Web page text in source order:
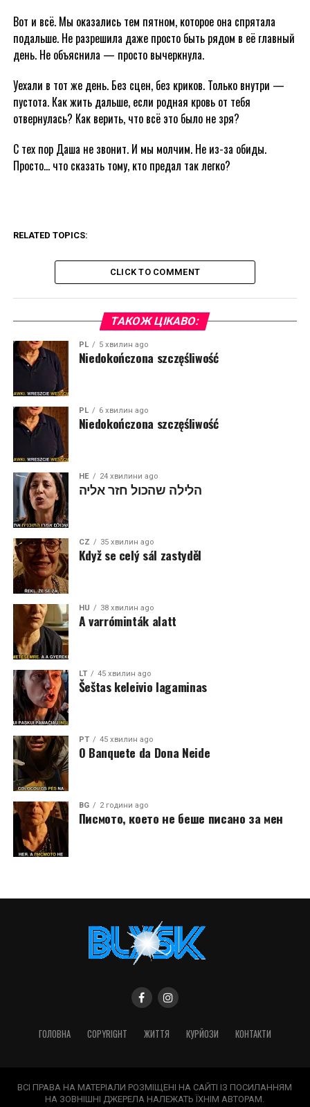
Вот и всё. Мы оказались тем пятном, которое она спрятала
подальше. Не разрешила даже просто быть рядом в её главный
день. Не объяснила — просто вычеркнула.
Уехали в тот же день. Без сцен, без криков. Только внутри —
пустота. Как жить дальше, если родная кровь от тебя
отвернулась? Как верить, что всё это было не зря?
С тех пор Даша не звонит. И мы молчим. Не из-за обиды.
Просто… что сказать тому, кто предал так легко?
RELATED TOPICS:
CLICK TO COMMENT
ТАКОЖ ЦІКАВО:
PL 5 хвилин ago
Niedokończona szczęśliwość
PL 6 хвилин ago
Niedokończona szczęśliwość
HE 24 хвилини ago
הלילה שהכול חזר אליה
CZ 35 хвилин ago
Když se celý sál zastyděl
HU 38 хвилин ago
A varróminták alatt
LT 45 хвилин ago
Šeštas keleivio lagaminas
PT 45 хвилин ago
O Banquete da Dona Neide
BG 2 години ago
Писмото, което не беше писано за мен
ГОЛОВНА COPYRIGHT ЖИТТЯ КУРЙОЗИ КОНТАКТИ
ВСІ ПРАВА НА МАТЕРІАЛИ РОЗМІЩЕНІ НА САЙТІ ІЗ ПОСИЛАННЯМ
НА ЗОВНІШНІ ДЖЕРЕЛА НАЛЕЖАТЬ ЇХНІМ АВТОРАМ.